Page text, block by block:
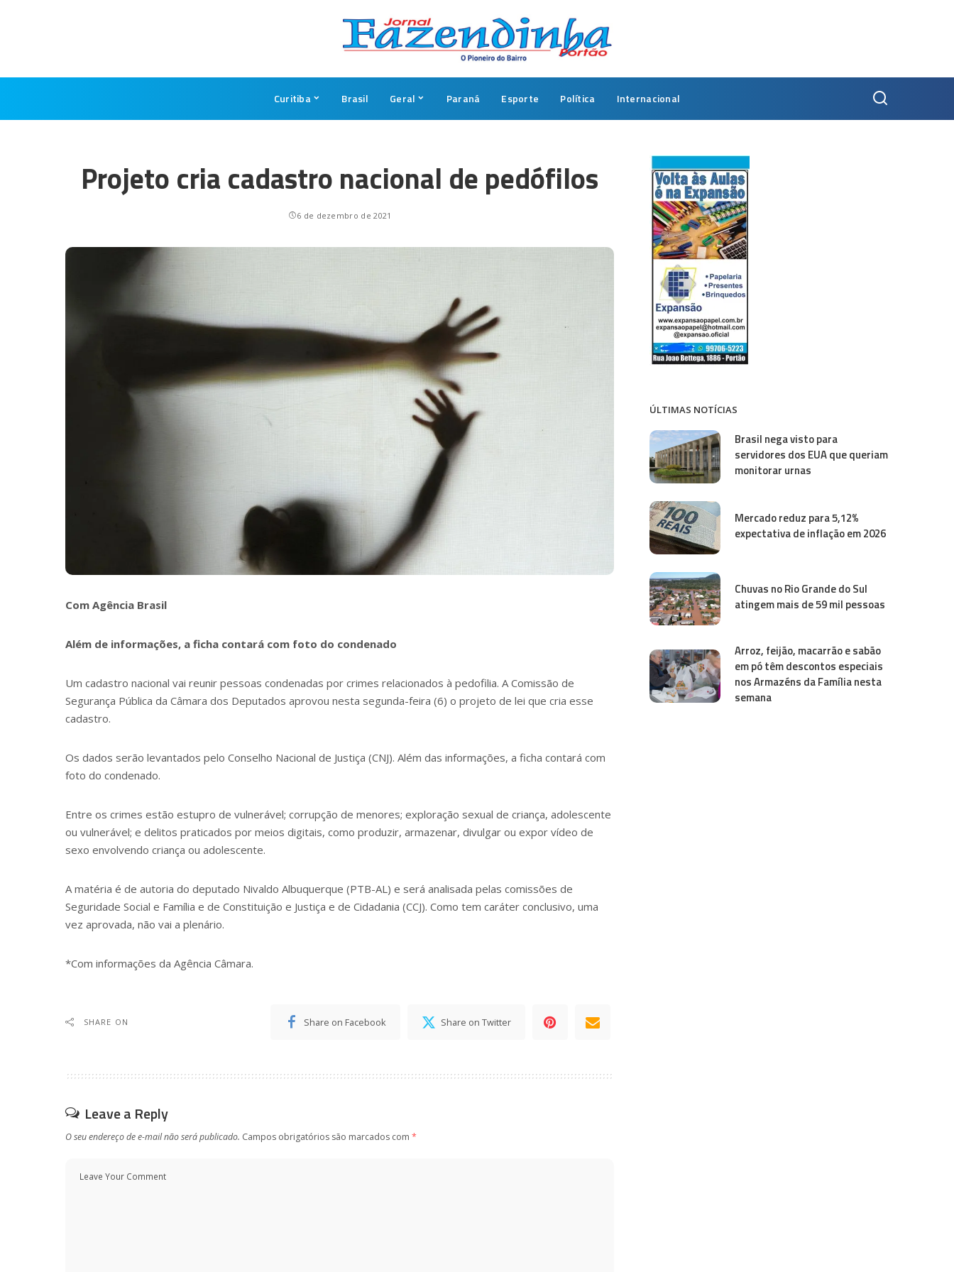
Curitiba Brasil Geral Paraná Esporte Política Internacional
Projeto cria cadastro nacional de pedófilos
6 de dezembro de 2021
Com Agência Brasil
Além de informações, a ficha contará com foto do condenado
Um cadastro nacional vai reunir pessoas condenadas por crimes relacionados à pedofilia. A Comissão de
Segurança Pública da Câmara dos Deputados aprovou nesta segunda-feira (6) o projeto de lei que cria esse
cadastro.
Os dados serão levantados pelo Conselho Nacional de Justiça (CNJ). Além das informações, a ficha contará com
foto do condenado.
Entre os crimes estão estupro de vulnerável; corrupção de menores; exploração sexual de criança, adolescente
ou vulnerável; e delitos praticados por meios digitais, como produzir, armazenar, divulgar ou expor vídeo de
sexo envolvendo criança ou adolescente.
A matéria é de autoria do deputado Nivaldo Albuquerque (PTB-AL) e será analisada pelas comissões de
Seguridade Social e Família e de Constituição e Justiça e de Cidadania (CCJ). Como tem caráter conclusivo, uma
vez aprovada, não vai a plenário.
*Com informações da Agência Câmara.
SHARE ON Share on Facebook Share on Twitter
Leave a Reply
O seu endereço de e-mail não será publicado. Campos obrigatórios são marcados com *
ÚLTIMAS NOTÍCIAS
Brasil nega visto para
servidores dos EUA que queriam
monitorar urnas
Mercado reduz para 5,12%
expectativa de inflação em 2026
Chuvas no Rio Grande do Sul
atingem mais de 59 mil pessoas
Arroz, feijão, macarrão e sabão
em pó têm descontos especiais
nos Armazéns da Família nesta
semana